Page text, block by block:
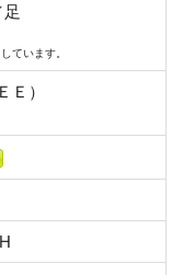
ています。
Ｅ）